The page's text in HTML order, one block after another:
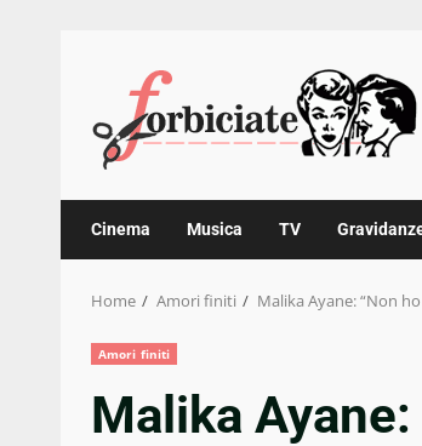
content
Cinema Musica TV
Home Amori finiti Malika Ayane: “Non
Amori finiti
Malika